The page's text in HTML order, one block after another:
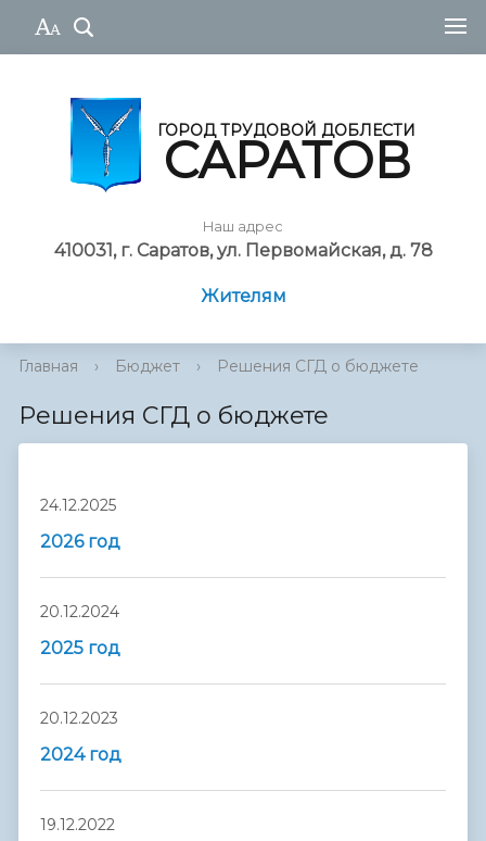
ГОРОД ТРУДОВОЙ ДОБЛЕСТИ
САРАТОВ
Наш адрес
410031, г. Саратов, ул. Первомайская, д. 78
Жителям
Главная › Бюджет › Решения СГД о бюджете
Решения СГД о бюджете
24.12.2025
2026 год
20.12.2024
2025 год
20.12.2023
2024 год
19.12.2022